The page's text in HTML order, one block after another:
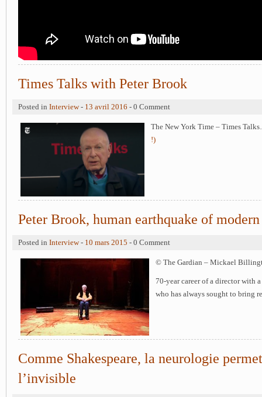
Times Talks with Peter Brook
Posted in Interview- 13 avril 2016 - 0 Comment
The New York Time – Times
!)
Peter Brook, human earthquake of
Posted in Interview- 10 mars 2015 - 0 Comment
© The Gardian – Mickael
70-year career of a director with
who has always sought to bring
Comme Shakespeare, la neurologie
l’invisible